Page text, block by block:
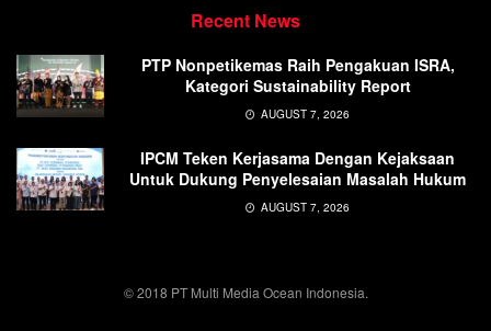
Recent News
PTP Nonpetikemas Raih Pengakuan ISRA,
Kategori Sustainability Report
AUGUST 7, 2026
IPCM Teken Kerjasama Dengan Kejaksaan
Untuk Dukung Penyelesaian Masalah Hukum
AUGUST 7, 2026
© 2018 PT Multi Media Ocean Indonesia.